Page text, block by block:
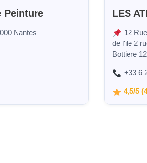
Peinture
Nantes
LES
12
de l'ile 2
Bottiere
+33 6
4,5/5